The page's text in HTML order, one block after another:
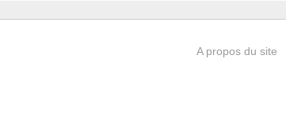
A propos du site